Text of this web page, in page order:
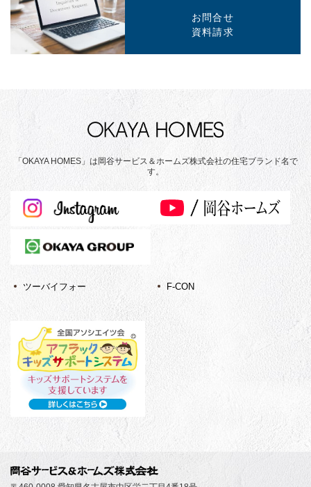
お問合せ
資料請求
「OKAYA HOMES」は岡谷サービス＆ホームズ株式会社の住宅ブランド名で
す。
ツーバイフォー F-CON